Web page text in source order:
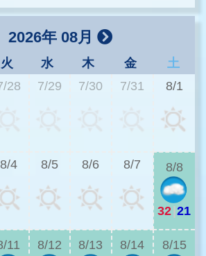
2026年 08月
火 水 木 金
土
28 7/29 7/30 7/31 8/1
8/4 8/5 8/6 8/7 8/8
32|21
11 8/12 8/13 8/14 8/15